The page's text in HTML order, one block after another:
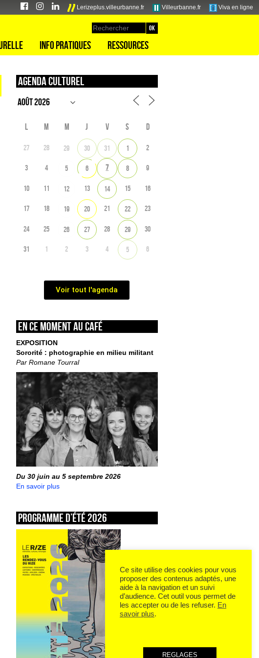
Lerizeplus.villeurbanne.fr Villeurbanne.fr Viva en ligne
Info pratiques Ressources
Agenda culturel
L M M J V S D
27 28 29 30 31 1 2
3 4 5 6 7 8 9
10 11 12 13 14 15 16
17 18 19 20 21 22 23
24 25 26 27 28 29 30
31 1 2 3 4 5 6
Voir tout l'agenda
En ce moment au café
EXPOSITION
Sororité : photographie en milieu militant
Par Romane Tourral
Du 30 juin au 5 septembre 2026
En savoir plus
Programme d’été 2026
Ce site utilise des cookies pour vous
proposer des contenus adaptés, une
aide à la navigation et un suivi
d’audience. Cet outil vous permet de
les accepter ou de les refuser. En
savoir plus.
REGLAGES